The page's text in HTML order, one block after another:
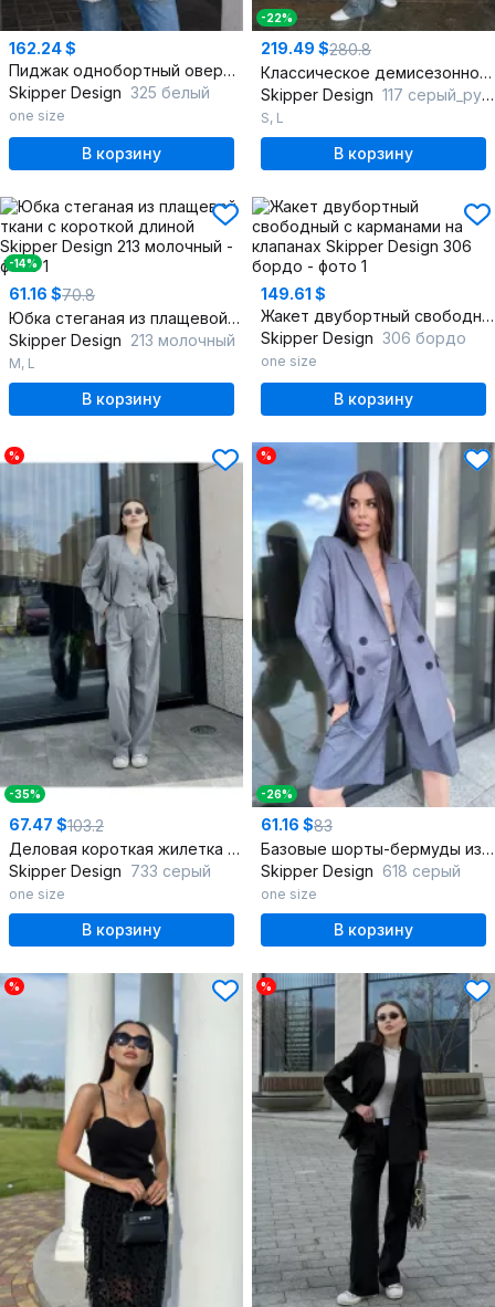
162.24 $
Пиджак однобортный оверсайз из текстиля и шерсти
Skipper Design 325 белый
one size
В корзину
-22%
219.49 $280.8
Классическое демисезонное пальто на двубортной застежке
Skipper Design 117 серый_рубчик
S, L
В корзину
-14%
61.16 $70.8
Юбка стеганая из плащевой ткани с короткой длиной
Skipper Design 213 молочный
M, L
В корзину
149.61 $
Жакет двубортный свободный с карманами на клапанах
Skipper Design 306 бордо
one size
В корзину
%
-35%
67.47 $103.2
Деловая короткая жилетка из костюмной ткани из шерсти
Skipper Design 733 серый
one size
В корзину
%
-26%
61.16 $83
Базовые шорты-бермуды из костюмной ткани
Skipper Design 618 серый
one size
В корзину
% %